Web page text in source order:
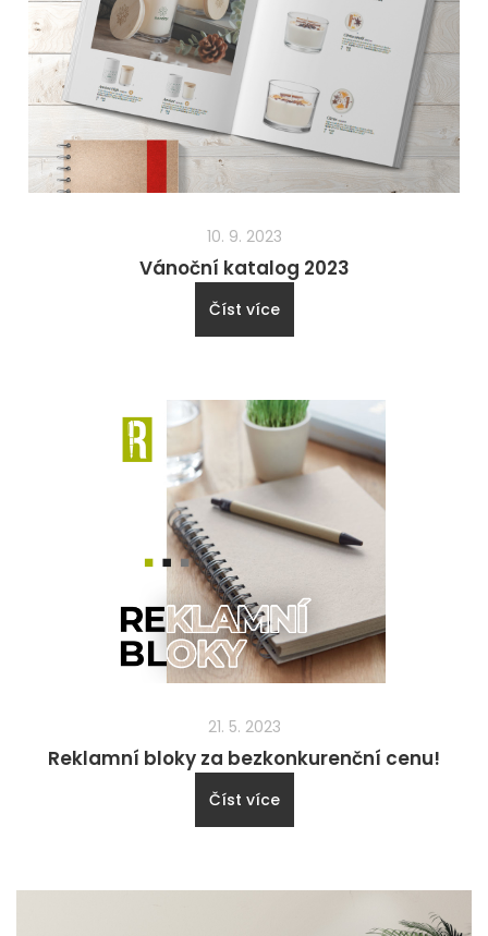
10. 9. 2023
Vánoční katalog 2023
Číst více
21. 5. 2023
Reklamní bloky za bezkonkurenční cenu!
Číst více